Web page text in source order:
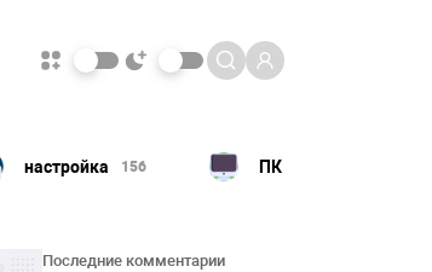
ПК 120 ОС 83
Последние комментарии